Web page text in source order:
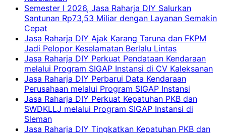
Semester I 2026, Jasa Raharja DIY Salurkan
Santunan Rp73,53 Miliar dengan Layanan Semakin
Cepat
Jasa Raharja DIY Ajak Karang Taruna dan FKPM
Jadi Pelopor Keselamatan Berlalu Lintas
Jasa Raharja DIY Perkuat Pendataan Kendaraan
melalui Program SIGAP Instansi di CV Kaleksanan
Jasa Raharja DIY Perbarui Data Kendaraan
Perusahaan melalui Program SIGAP Instansi
Jasa Raharja DIY Perkuat Kepatuhan PKB dan
SWDKLLJ melalui Program SIGAP Instansi di
Sleman
Jasa Raharja DIY Tingkatkan Kepatuhan PKB dan